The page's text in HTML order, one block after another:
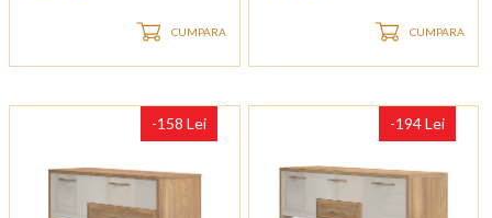
CUMPARA CUMPARA
-158 Lei -194 Lei